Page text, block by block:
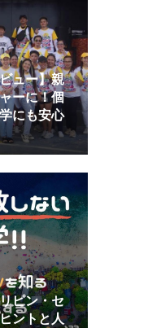
ュー】親
ーに！個
にも安心
ピン・セ
ントと人